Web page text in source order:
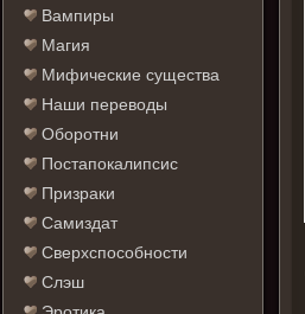
Вампиры
Магия
Мифические существа
Наши переводы
Оборотни
Постапокалипсис
Призраки
Самиздат
Сверхспособности
Слэш